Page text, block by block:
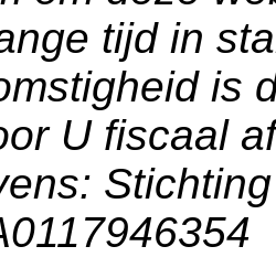
tijd in
is
U fiscaal